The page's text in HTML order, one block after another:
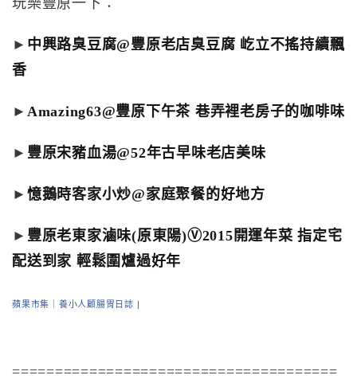
玩樂豐原一下：
► 中興路臭豆腐@豐原老店臭豆腐 屹立不搖持續飄
香
► Amazing63@豐原下午茶 巷弄裡老房子的咖啡味
► 豐原宋豬血湯@52年古早味老店美味
► 憶鵝時客家小炒@家庭聚餐的好地方
► 豐原老東家滷味(原東陽)Ⓥ2015開運年菜 指定宅
配送到家 輕鬆圍爐過好年
蘋果市集｜養小人顧腸胃日誌
======================================